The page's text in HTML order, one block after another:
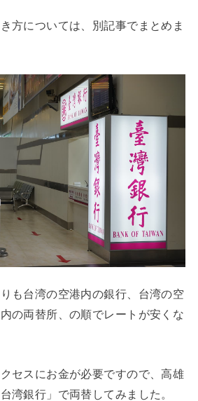
方については、別記事でまとめま
も台湾の空港内の銀行、台湾の空
の両替所、の順でレートが安くな
セスにお金が必要ですので、高雄
湾銀行」で両替してみました。